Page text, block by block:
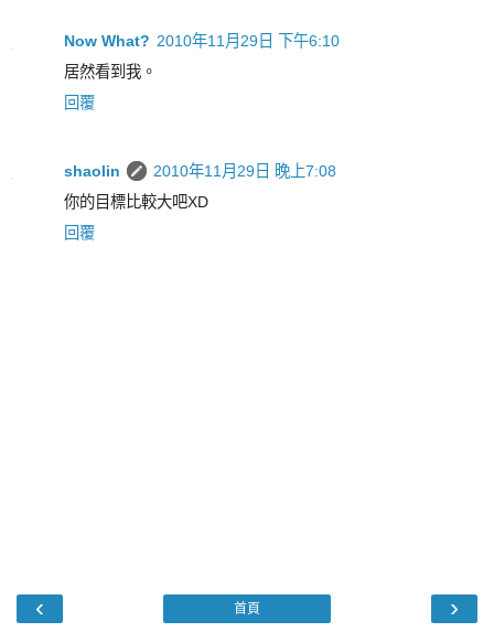
Now What? 2010年11月29日 下午6:10
居然看到我。
回覆
shaolin
2010年11月29日 晚上7:08
你的目標比較大吧XD
回覆
‹ ›
首頁